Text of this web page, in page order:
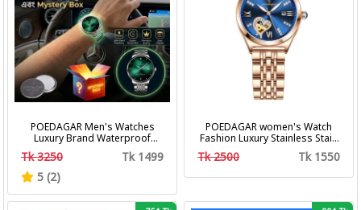
POEDAGAR Men's Watches
Luxury Brand Waterproof
Calendar Luminous Steel Band
Wrist Watches Fashion
Business Men's Quartz
Tk 3250
Tk 1499
5 (2)
POEDAGAR women's Watch
Fashion Luxury Stainless Stain
Business Quartz Watches
Waterproof Luminous Week
Tk 2500 Tk 1550